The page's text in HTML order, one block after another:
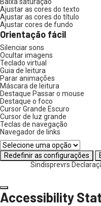
Ajustar as cores do texto
Ajustar as cores do título
Ajustar cores de fundo
Orientação fácil
Silenciar sons
Ocultar imagens
Teclado virtual
Guia de leitura
Parar animações
Máscara de leitura
Destaque Passar o mouse
Destaque o foco
Cursor Grande Escuro
Cursor de luz grande
Teclas de navegação
Navegador de links
Redefinir as configurações
Sindisprevrs
Accessibility